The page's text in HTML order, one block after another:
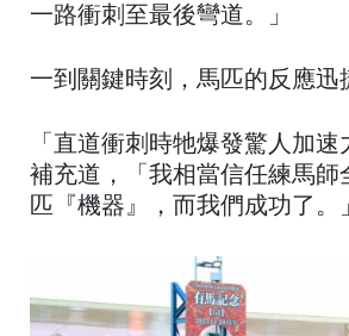
一路衝刺至最後彎道。」
一到關鍵時刻，馬匹的反應迅
「直道衝刺時牠爆發驚人加
補充道，「我相當信任練馬師
匹『機器』，而我們成功了。